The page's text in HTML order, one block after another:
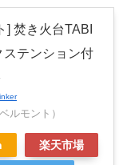
] 焚き火台TABI
ステンション付
ルモント）
楽天市場